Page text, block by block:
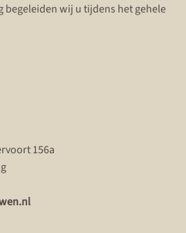
wij u tijdens het gehele
156a